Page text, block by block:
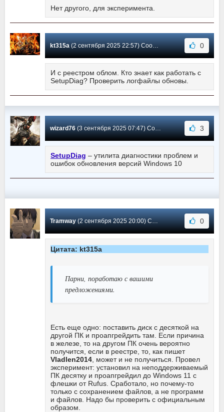
Нет другого, для эксперимента.
kt315a(2 сентября 2025 22:57) Сообщение #10967 0
И с реестром облом. Кто знает как работать с
SetupDiag? Проверить логфайлы обновы.
wizard76(3 сентября 2025 07:47) Сообщение #10966 3
SetupDiag – утилита диагностики проблем и
ошибок обновления версий Windows 10
Tramway(2 сентября 2025 20:00) Сообщение #10965 0
Цитата: kt315a
Парни, поработаю с вашими
предложениями.
Есть еще одно: поставить диск с десяткой на
другой ПК и проапгрейдить там. Если причина
в железе, то на другом ПК очень вероятно
получится, если в реестре, то, как пишет
Vladlen2014 , может и не получиться. Провел
эксперимент: установил на неподдерживаемый
ПК десятку и проапгрейдил до Windows 11 с
флешки от Rufus. Сработало, но почему-то
только с сохранением файлов, а не программ
и файлов. Надо бы проверить с официальным
образом.